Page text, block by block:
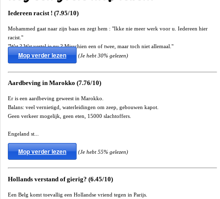
Iedereen racist ! (7.95/10)
Mohammed gaat naar zijn baas en zegt hem : "Ikke nie meer werk voor u. Iedereen hier
racist."
"Wat ? Wat vertel je nu ? Misschien een of twee, maar toch niet allemaal."
Mop verder lezen (Je hebt 30% gelezen)
Aardbeving in Marokko (7.76/10)
Er is een aardbeving geweest in Marokko.
Balans: veel vernietigd, waterleidingen om zeep, gebouwen kapot.
Geen verkeer mogelijk, geen eten, 15000 slachtoffers.
Engeland st...
Mop verder lezen (Je hebt 55% gelezen)
Hollands verstand of gierig? (6.45/10)
Een Belg komt toevallig een Hollandse vriend tegen in Parijs.